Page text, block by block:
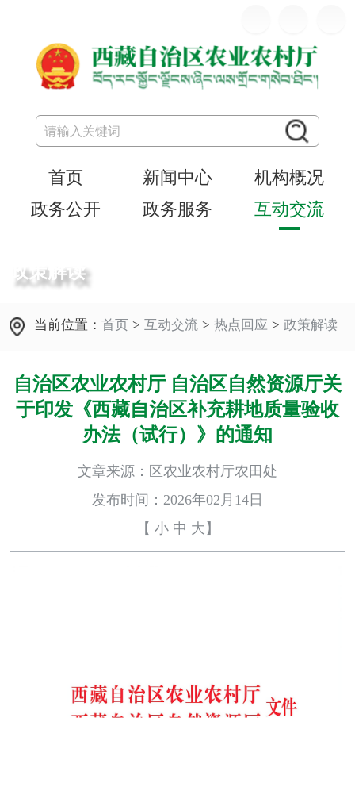
首页 新闻中心
机构概况
政务公开
政务服务 互动交流
政策解读
当前位置：首页 > 互动交流 > 热点回应 > 政策解读
自治区农业农村厅 自治区自然资源厅关
于印发《西藏自治区补充耕地质量验收
办法（试行）》的通知
文章来源：区农业农村厅农田处
发布时间：2026年02月14日
【 小 中 大 】